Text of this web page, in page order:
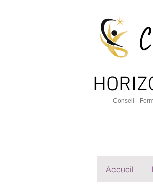
Conseil -
Accueil